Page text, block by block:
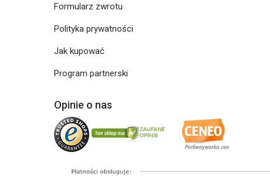
Formularz zwrotu
Polityka prywatności
Jak kupować
Program partnerski
Opinie o nas